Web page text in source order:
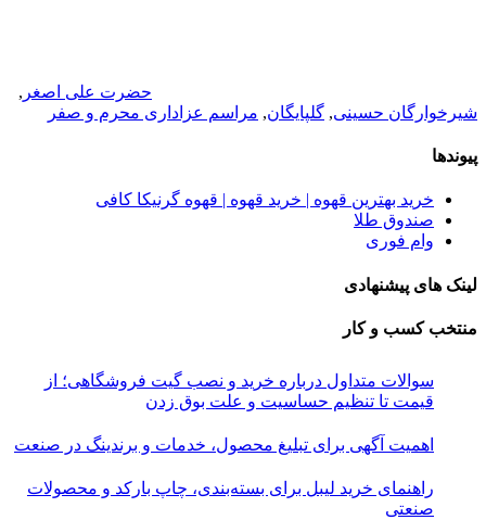
حضرت علی اصغر ,
شیرخوارگان حسینی, گلپایگان, مراسم عزاداری محرم و صفر
پیوندها
خرید بهترین قهوه | خرید قهوه | قهوه گرنیکا کافی
صندوق طلا
وام فوری
لینک های پیشنهادی
منتخب کسب و کار
سوالات متداول درباره خرید و نصب گیت فروشگاهی؛ از
قیمت تا تنظیم حساسیت و علت بوق زدن
اهمیت آگهی برای تبلیغ محصول، خدمات و برندینگ در صنعت
راهنمای خرید لیبل برای بسته‌بندی، چاپ بارکد و محصولات
صنعتی